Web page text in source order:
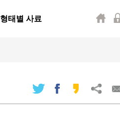
형태별 사료